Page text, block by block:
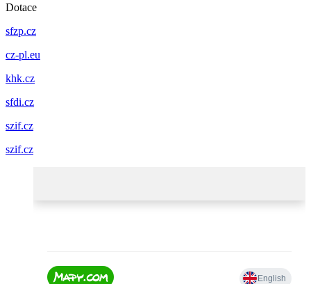
Dotace
sfzp.cz
cz-pl.eu
khk.cz
sfdi.cz
szif.cz
szif.cz